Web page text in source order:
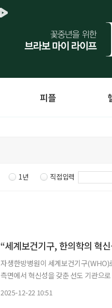
피플
1년 직접입력
“세계보건기구, 한의학의 혁
자생한방병원이 세계보건기구(WHO)
측면에서 혁신성을 갖춘 선도 기관으로 인정받았다. 자생한방병원은
2025-12-22 10:51